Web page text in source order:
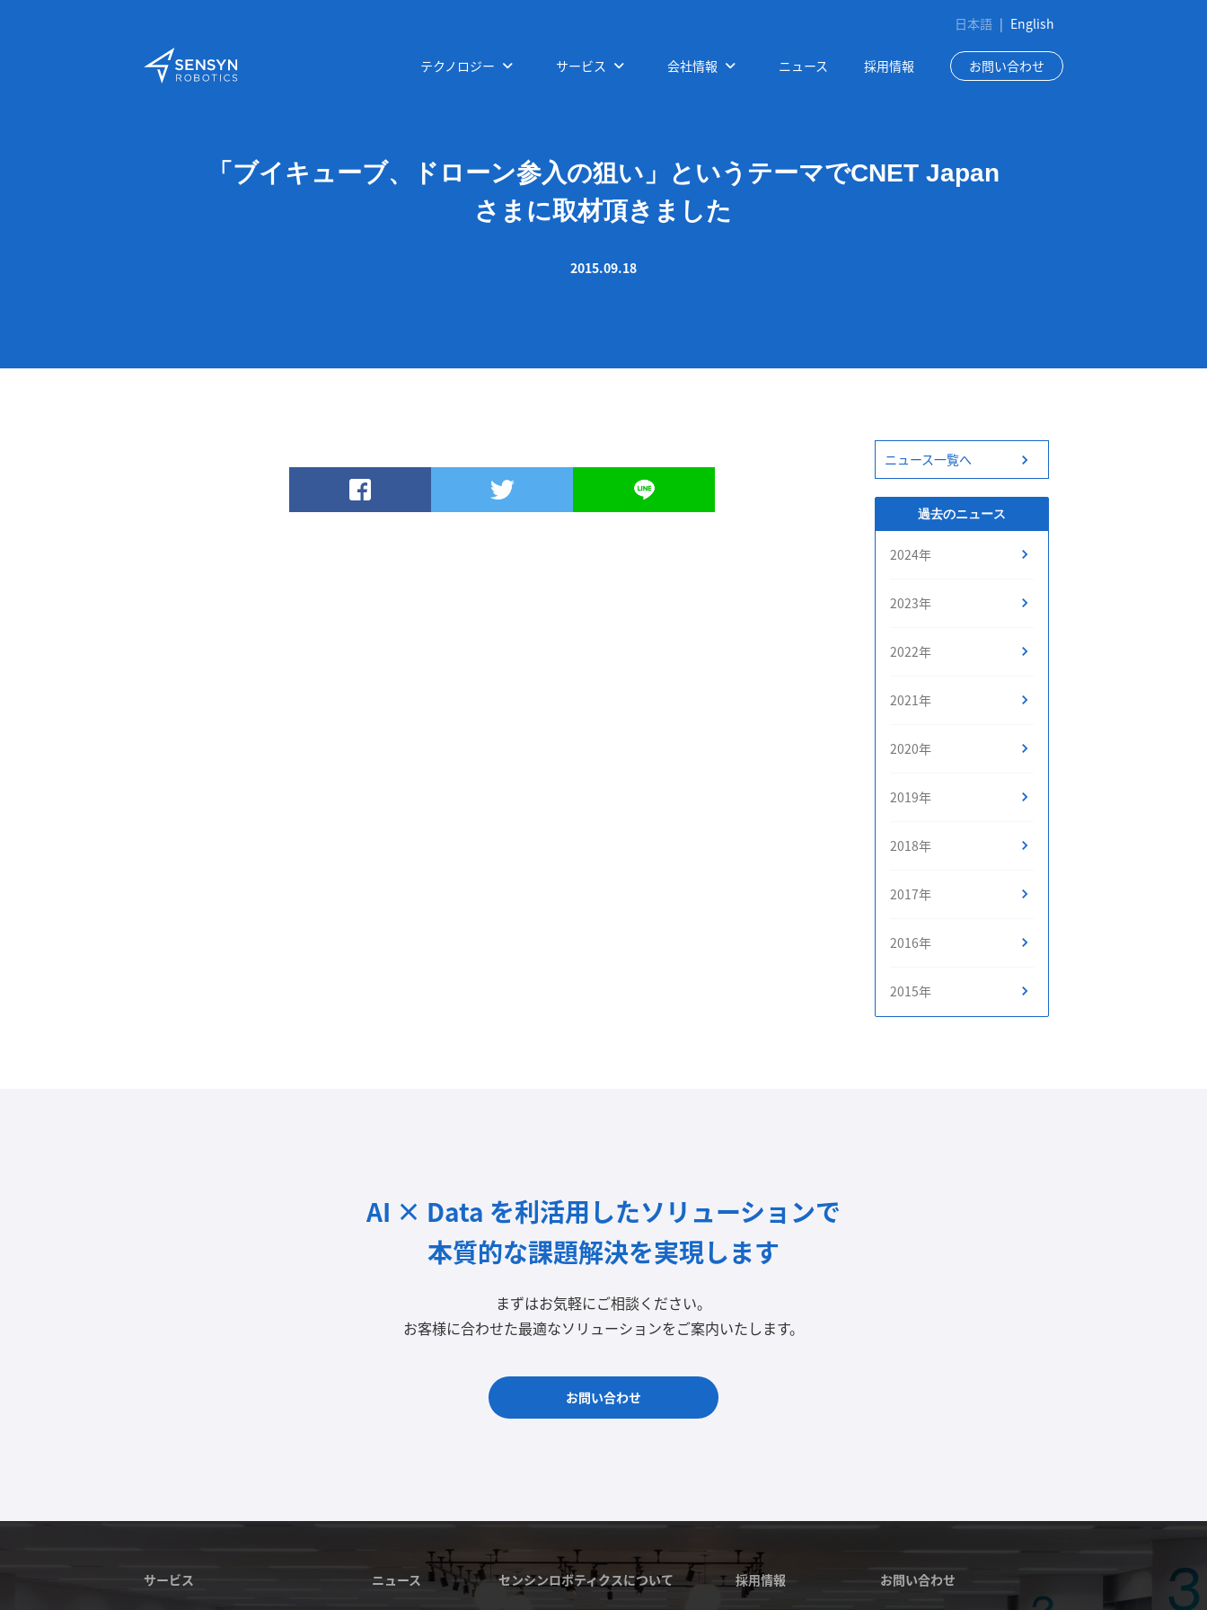
日本語 | English
テクノロジー サービス 会社情報 ニュース 採用情報 お問い合わせ
「ブイキューブ、ドローン参入の狙い」というテーマでCNET Japan
さまに取材頂きました
2015.09.18
ニュース一覧へ
過去のニュース
2024年
2023年
2022年
2021年
2020年
2019年
2018年
2017年
2016年
2015年
AI × Data を利活用したソリューションで
本質的な課題解決を実現します
まずはお気軽にご相談ください。
お客様に合わせた最適なソリューションをご案内いたします。
お問い合わせ
サービス ニュース センシンロボティクスについて 採用情報 お問い合わせ